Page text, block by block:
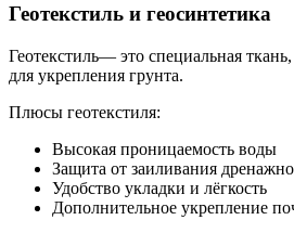
Геотекстиль и геосинтетика
Геотекстиль— это специальная
для укрепления грунта.
Плюсы геотекстиля:
Высокая проницаемость воды
Защита от заиливания
Удобство укладки и лёгкость
Дополнительное укрепление